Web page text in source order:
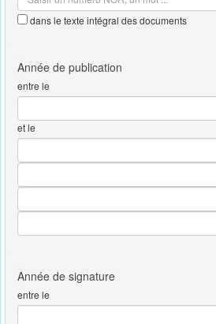
dans le texte intégral des documents
entre le
et le
entre le